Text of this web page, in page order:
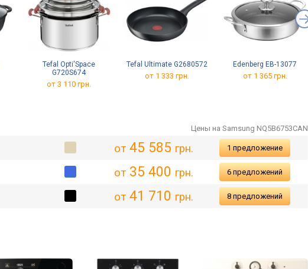
Tefal Opti'Space
G720S674
от 3 110 грн.
Tefal Ultimate G2680572
от 1 333 грн.
Edenberg EB-13077
от 1 365 грн.
Цены на Samsung NQ5B6753CAN
от45 585 грн. 1 предложение
от35 400 грн. 6 предложений
от41 710 грн. 8 предложений